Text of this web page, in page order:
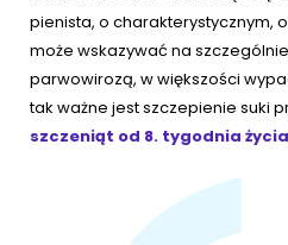
pienista, o charakterystycznym,
może wskazywać na
parwowirozą, w większości
tak ważne jest szczepienie suki
szczeniąt od 8. tygodnia